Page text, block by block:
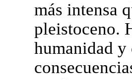
más intensa
pleistoceno.
humanidad y